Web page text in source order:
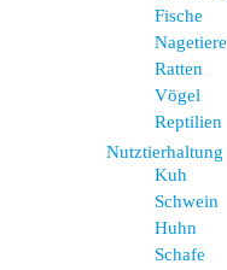
Fische
Nagetiere
Ratten
Vögel
Reptilien
Nutztierhaltung
Kuh
Schwein
Huhn
Schafe